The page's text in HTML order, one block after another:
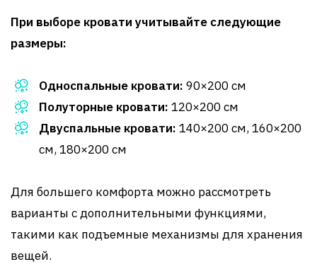
При выборе кровати учитывайте следующие
размеры:
Односпальные кровати: 90×200 см
Полуторные кровати: 120×200 см
Двуспальные кровати: 140×200 см, 160×200
см, 180×200 см
Для большего комфорта можно рассмотреть
варианты с дополнительными функциями,
такими как подъемные механизмы для хранения
вещей.